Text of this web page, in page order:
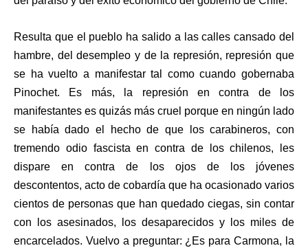
Resulta que el pueblo ha salido a las calles cansado del
hambre, del desempleo y de la represión, represión que
se ha vuelto a manifestar tal como cuando gobernaba
Pinochet. Es más, la represión en contra de los
manifestantes es quizás más cruel porque en ningún lado
se había dado el hecho de que los carabineros, con
tremendo odio fascista en contra de los chilenos, les
dispare en contra de los ojos de los jóvenes
descontentos, acto de cobardía que ha ocasionado varios
cientos de personas que han quedado ciegas, sin contar
con los asesinados, los desaparecidos y los miles de
encarcelados. Vuelvo a preguntar: ¿Es para Carmona, la